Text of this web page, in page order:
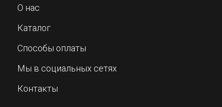
О нас
Каталог
Способы оплаты
Мы в социальных сетях
Контакты